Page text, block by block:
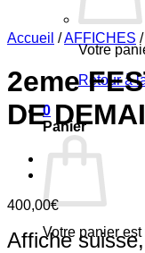
Votre
Retour à
0
Panier
Votre panier est
Accueil /AFFICHES /
2eme
DE
400,00€
Affiche